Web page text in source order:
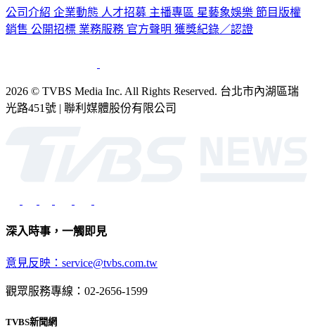
公司介紹 企業動態 人才招募 主播專區 星藝象娛樂 節目版權
銷售 公開招標 業務服務 官方聲明 獲獎紀錄／認證
2026 © TVBS Media Inc. All Rights Reserved. 台北市內湖區瑞
光路451號 | 聯利媒體股份有限公司
深入時事，一觸即見
意見反映：service@tvbs.com.tw
觀眾服務專線：02-2656-1599
TVBS新聞網